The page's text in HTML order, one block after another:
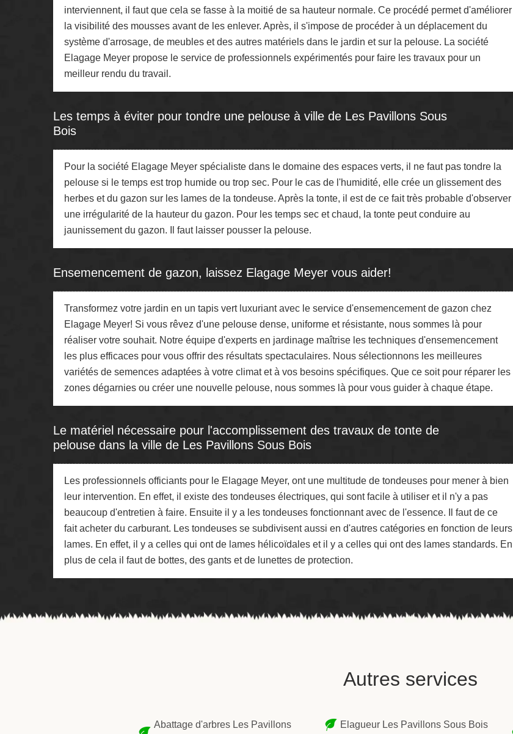
interviennent, il faut que cela se fasse à la moitié de sa hauteur normale. Ce procédé permet d'améliorer
la visibilité des mousses avant de les enlever. Après, il s'impose de procéder à un déplacement du
système d'arrosage, de meubles et des autres matériels dans le jardin et sur la pelouse. La société
Elagage Meyer propose le service de professionnels expérimentés pour faire les travaux pour un
meilleur rendu du travail.
Les temps à éviter pour tondre une pelouse à ville de Les Pavillons Sous
Bois
Pour la société Elagage Meyer spécialiste dans le domaine des espaces verts, il ne faut pas tondre la
pelouse si le temps est trop humide ou trop sec. Pour le cas de l'humidité, elle crée un glissement des
herbes et du gazon sur les lames de la tondeuse. Après la tonte, il est de ce fait très probable d'observer
une irrégularité de la hauteur du gazon. Pour les temps sec et chaud, la tonte peut conduire au
jaunissement du gazon. Il faut laisser pousser la pelouse.
Ensemencement de gazon, laissez Elagage Meyer vous aider!
Transformez votre jardin en un tapis vert luxuriant avec le service d'ensemencement de gazon chez
Elagage Meyer! Si vous rêvez d'une pelouse dense, uniforme et résistante, nous sommes là pour
réaliser votre souhait. Notre équipe d'experts en jardinage maîtrise les techniques d'ensemencement
les plus efficaces pour vous offrir des résultats spectaculaires. Nous sélectionnons les meilleures
variétés de semences adaptées à votre climat et à vos besoins spécifiques. Que ce soit pour réparer les
zones dégarnies ou créer une nouvelle pelouse, nous sommes là pour vous guider à chaque étape.
Le matériel nécessaire pour l'accomplissement des travaux de tonte de
pelouse dans la ville de Les Pavillons Sous Bois
Les professionnels officiants pour le Elagage Meyer, ont une multitude de tondeuses pour mener à bien
leur intervention. En effet, il existe des tondeuses électriques, qui sont facile à utiliser et il n'y a pas
beaucoup d'entretien à faire. Ensuite il y a les tondeuses fonctionnant avec de l'essence. Il faut de ce
fait acheter du carburant. Les tondeuses se subdivisent aussi en d'autres catégories en fonction de leurs
lames. En effet, il y a celles qui ont de lames hélicoïdales et il y a celles qui ont des lames standards. En
plus de cela il faut de bottes, des gants et de lunettes de protection.
Autres services
Abattage d'arbres Les Pavillons Elagueur Les Pavillons Sous Bois